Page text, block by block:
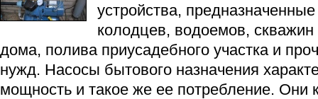
устройства,
колодцев, водоемов,
дома, полива приусадебного участка и
нужд. Насосы бытового назначения
мощность и такое же ее потребление. Они